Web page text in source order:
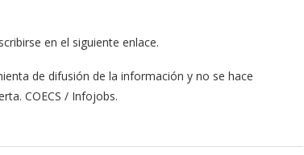
en el siguiente enlace.
de difusión de la información y no se hace
COECS / Infojobs.